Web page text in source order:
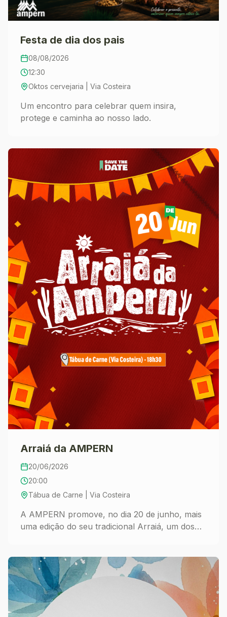
Festa de dia dos pais
08/08/2026
12:30
Oktos cervejaria | Via Costeira
Um encontro para celebrar quem insira,
protege e caminha ao nosso lado.
Arraiá da AMPERN
20/06/2026
20:00
Tábua de Carne | Via Costeira
A AMPERN promove, no dia 20 de junho, mais
uma edição do seu tradicional Arraiá, um dos
Carne, na Via Costeira, a festa reunirá
associados, familiares e convidados em uma
noite dedicada à celebração das tradições
juninas e ao fortalecimento dos laços de
convivência entre os membros da Associação.